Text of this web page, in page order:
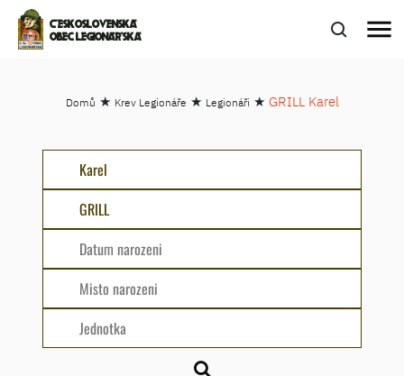
ČESKOSLOVENSKÁ
OBEC LEGIONÁŘSKÁ
menu
Domů ★ Krev Legionáře ★ Legionáři ★ GRILL Karel